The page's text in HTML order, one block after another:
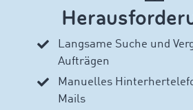
Langsame Suche und
Aufträgen
Manuelles
Mails